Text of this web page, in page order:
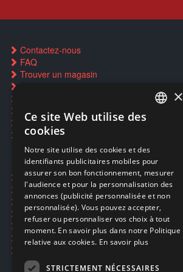
Contactez-nous
FAQ
Trouver un magasin
Restauration CD griffés
Réparations & SAV
Smartpoints
Ecogaming
Expédition & retours
Confidentialité
Conditions générales
EA Sport UFC 6
Call of Duty: Modern Warfare 4
Rachat et revente de jeux en cash
ENGLISH
×
Ce site Web utilise des
cookies
Notre site utilise des cookies et des
identifiants publicitaires mobiles pour
assurer son bon fonctionnement, mesurer
l'audience et pour la personnalisation des
annonces (publicité personnalisée et non
personnalisée). Vous pouvez accepter,
refuser ou personnaliser vos choix à tout
moment. En savoir plus dans notre Politique
relative aux cookies. En savoir plus
STRICTEMENT NÉCESSAIRES